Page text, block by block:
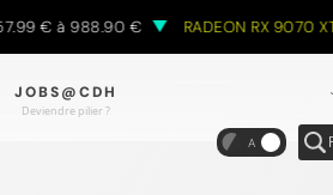
€ à 988.90 € RADEON RX 9070 XT :
JOBS@CDH
Deviendre pilier ?
A